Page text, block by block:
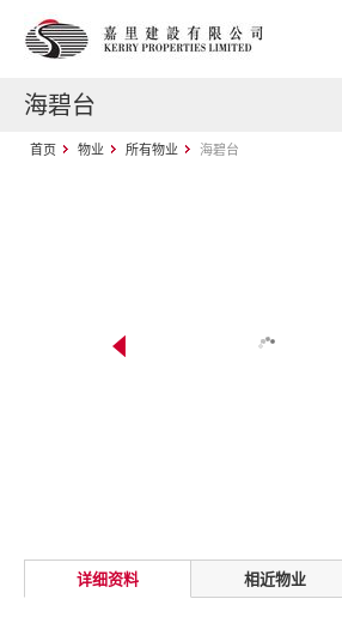
海碧台
首页 物业 所有物业 海碧台
详细资料 相近物业